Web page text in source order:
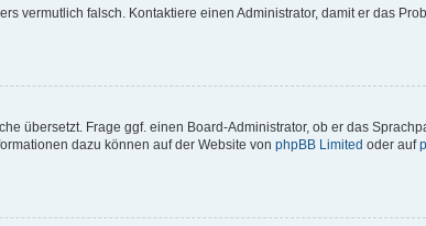
vermutlich falsch. Kontaktiere einen Administrator, damit er das
übersetzt. Frage ggf. einen Board-Administrator, ob er das
dazu können auf der Website von phpBB Limited oder auf